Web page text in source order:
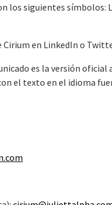
los siguientes símbolos:
en LinkedIn o
es la versión oficial
el texto en el idioma